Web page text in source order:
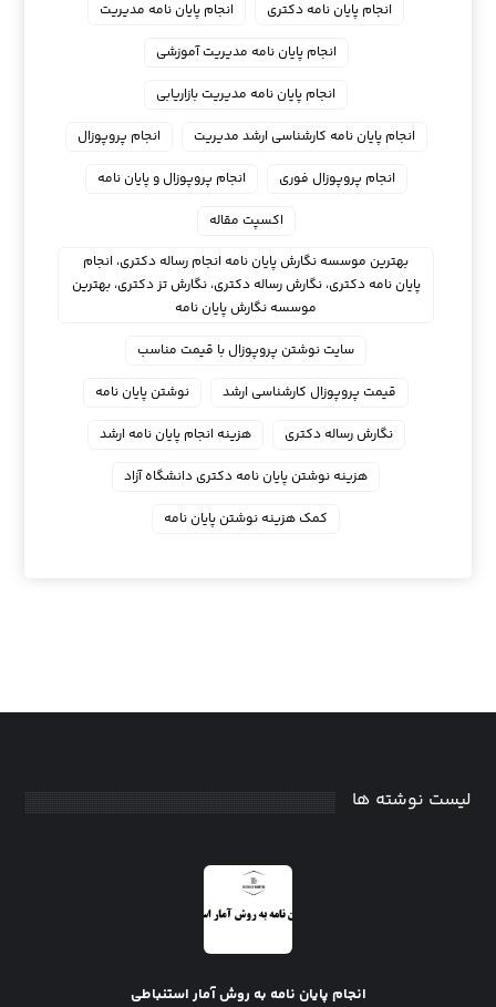
انجام پایان نامه دکتری
انجام پایان نامه مدیریت
انجام پایان نامه مدیریت آموزشی
انجام پایان نامه مدیریت بازاریابی
انجام پایان نامه کارشناسی ارشد مدیریت
انجام پروپوزال
انجام پروپوزال فوری
انجام پروپوزال و پایان نامه
اکسپت مقاله
بهترین موسسه نگارش پایان نامه انجام رساله دکتری، انجام
پایان نامه دکتری، نگارش رساله دکتری، نگارش تز دکتری، بهترین
موسسه نگارش پایان نامه
سایت نوشتن پروپوزال با قیمت مناسب
قیمت پروپوزال کارشناسی ارشد
نوشتن پایان نامه
نگارش رساله دکتری
هزینه انجام پایان نامه ارشد
هزینه نوشتن پایان نامه دکتری دانشگاه آزاد
کمک هزینه نوشتن پایان نامه
لیست نوشته ها
انجام پایان نامه به روش آمار استنباطی